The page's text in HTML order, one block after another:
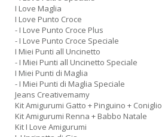
I Love Maglia
I Love Punto Croce
- I Love Punto Croce Plus
- I Love Punto Croce Speciale
I Miei Punti all Uncinetto
- I Miei Punti all Uncinetto Speciale
I Miei Punti di Maglia
- I Miei Punti di Maglia Speciale
Jeans Creativemamy
Kit Amigurumi Gatto + Pinguino + Coniglio
Kit Amigurumi Renna + Babbo Natale
Kit I Love Amigurumi